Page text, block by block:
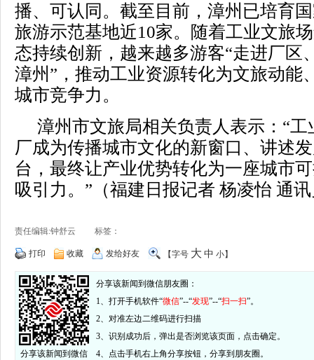
播、可认同。截至目前，漳州已培育
旅游示范基地近10家。随着工业文旅
态持续创新，越来越多游客“走进厂区
漳州”，推动工业资源转化为文旅动能
城市竞争力。
漳州市文旅局相关负责人表示：“
厂成为传播城市文化的新窗口、讲述
台，最终让产业优势转化为一座城市
吸引力。”（福建日报记者 杨凌怡 通
责任编辑:钟舒云 标签：
打印 收藏 发给好友 【字号 大 中 小】
分享该新闻到微信
分享该新闻到微信朋友圈：
1、打开手机软件“微信”--“发现”--“扫一扫”。
2、对准左边二维码进行扫描
3、识别成功后，弹出是否浏览该页面，点击确定。
4、点击手机右上角分享按钮，分享到朋友圈。